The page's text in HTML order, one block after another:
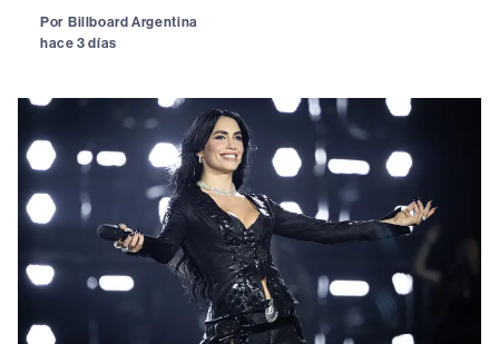
Por Billboard Argentina
hace 3 días